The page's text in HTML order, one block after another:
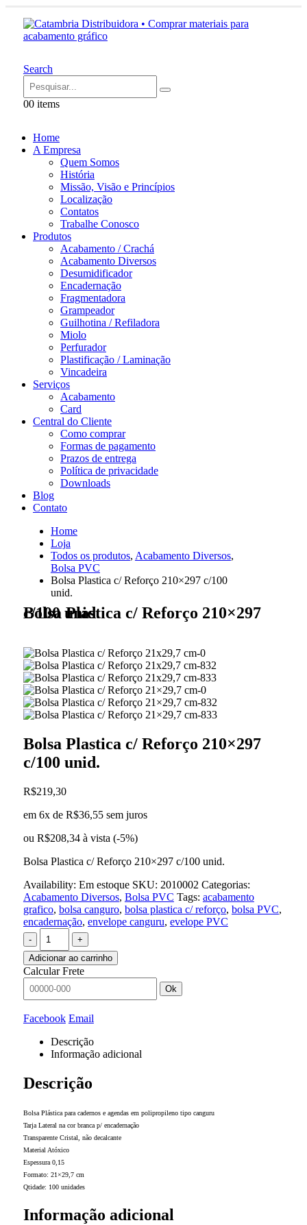
Search
00 items
Home
A Empresa
Quem Somos
História
Missão, Visão e Princípios
Localização
Contatos
Trabalhe Conosco
Produtos
Acabamento / Crachá
Acabamento Diversos
Desumidificador
Encadernação
Fragmentadora
Grampeador
Guilhotina / Refiladora
Miolo
Perfurador
Plastificação / Laminação
Vincadeira
Serviços
Acabamento
Card
Central do Cliente
Como comprar
Formas de pagamento
Prazos de entrega
Política de privacidade
Downloads
Blog
Contato
Home
Loja
Todos os produtos, Acabamento Diversos,
Bolsa PVC
Bolsa Plastica c/ Reforço 210×297 c/100
unid.
Bolsa Plastica c/ Reforço 210×297 c/100 unid.
Bolsa Plastica c/ Reforço 210×297
c/100 unid.
R$219,30
em 6x de R$36,55 sem juros
ou R$208,34 à vista (-5%)
Bolsa Plastica c/ Reforço 210×297 c/100 unid.
Availability: Em estoque SKU: 2010002 Categorias:
Acabamento Diversos, Bolsa PVC Tags: acabamento
grafico, bolsa canguro, bolsa plastica c/ reforço, bolsa PVC,
encadernação, envelope canguru, evelope PVC
-
+
Adicionar ao carrinho
Calcular Frete
Ok
Facebook Email
Descrição
Informação adicional
Descrição
Bolsa Plástica para cadernos e agendas em polipropileno tipo canguru
Tarja Lateral na cor branca p/ encadernação
Transparente Cristal, não decalcante
Material Atóxico
Espessura 0,15
Formato: 21×29,7 cm
Qtidade: 100 unidades
Informação adicional